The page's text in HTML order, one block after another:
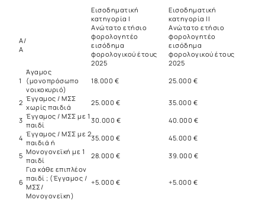
Εισοδηματική
κατηγορία Ι
Εισοδηματική
κατηγορία ΙΙ
Α/
Α
Ανώτατο ετήσιο
φορολογητέο
εισόδημα
φορολογικού έτους
2025
Ανώτατο ετήσιο
φορολογητέο
εισόδημα
φορολογικού έτους
2025
1
Άγαμος
(μονοπρόσωπο
νοικοκυριό)
18.000 € 25.000 €
2 Έγγαμος / ΜΣΣ
χωρίς παιδιά
25.000 €
35.000 €
3 Έγγαμος / ΜΣΣ με 1
παιδί
30.000 €
40.000 €
4 Έγγαμος / ΜΣΣ με 2
παιδιά ή
35.000 €
45.000 €
5 Μονογονεϊκή με 1
παιδί
28.000 € 39.000 €
6
Για κάθε επιπλέον
παιδί ; (Έγγαμος /
ΜΣΣ/
Μονογονεϊκη)
+5.000 € +5.000 €